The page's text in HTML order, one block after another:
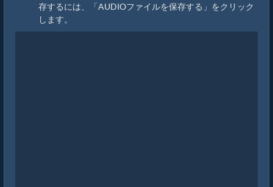
存するには、「AUDIOファイルを保存する」をクリック
します。